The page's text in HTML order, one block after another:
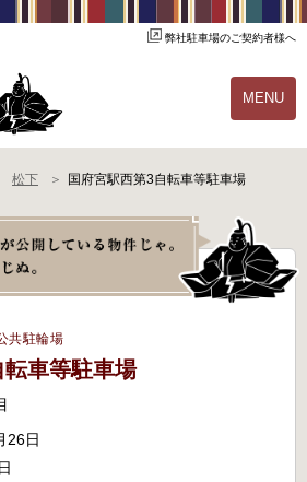
弊社駐車場のご契約者様へ
MENU
ご契約の流れ
駐輪場オーナー様へ
松下 国府宮駅西第3自転車等駐車場
共駐輪場
転車等駐車場
26日